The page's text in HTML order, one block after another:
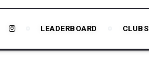
LEADERBOARD CLUBS